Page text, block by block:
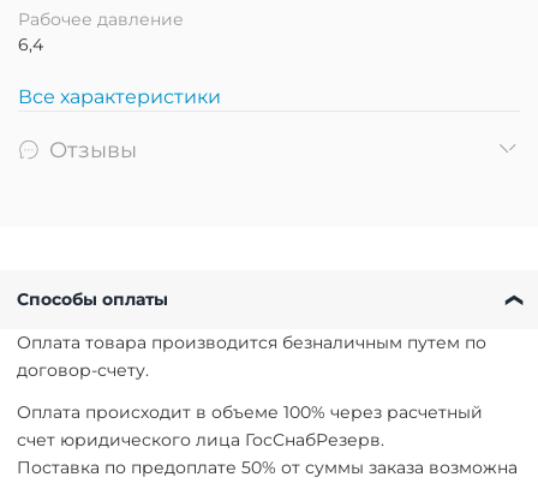
Рабочее давление
6,4
Все характеристики
Отзывы
Способы оплаты
Оплата товара производится безналичным путем по
договор-счету.
Оплата происходит в объеме 100% через расчетный
счет юридического лица ГосСнабРезерв.
Поставка по предоплате 50% от суммы заказа возможна